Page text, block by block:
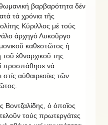
βαρβαρότητα δέν
τά χρόνια τῆς
Κύριλλος μέ τούς
ἀρχηγό Λυκοῦργο
καθεστῶτος ἡ
ἐθναρχικοῦ της
προσπάθησε νά
αὐθαιρεσίες τῶν
ὁ ὁποῖος
τούς πρωτεργάτες